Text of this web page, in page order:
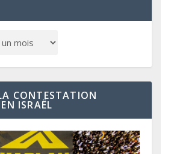
CONTESTATION
ISRAËL